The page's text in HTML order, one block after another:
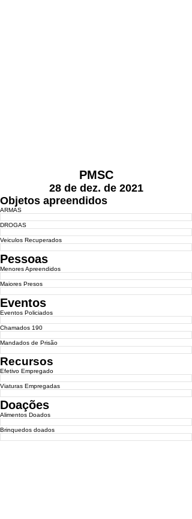
PMSC
28 de dez. de 2021
Objetos apreendidos
ARMAS
DROGAS
Veiculos Recuperados
Pessoas
Menores Apreendidos
Maiores Presos
Eventos
Eventos Policiados
Chamados 190
Mandados de Prisão
Recursos
Efetivo Empregado
Viaturas Empregadas
Doações
Alimentos Doados
Brinquedos doados